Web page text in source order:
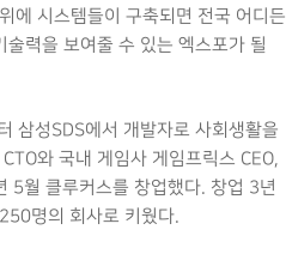
에 시스템들이 구축되면 전국 어디든
력을 보여줄 수 있는 엑스포가 될
삼성SDS에서 개발자로 사회생활을
와 국내 게임사 게임프릭스 CEO,
5월 클루커스를 창업했다. 창업 3년
명의 회사로 키웠다.